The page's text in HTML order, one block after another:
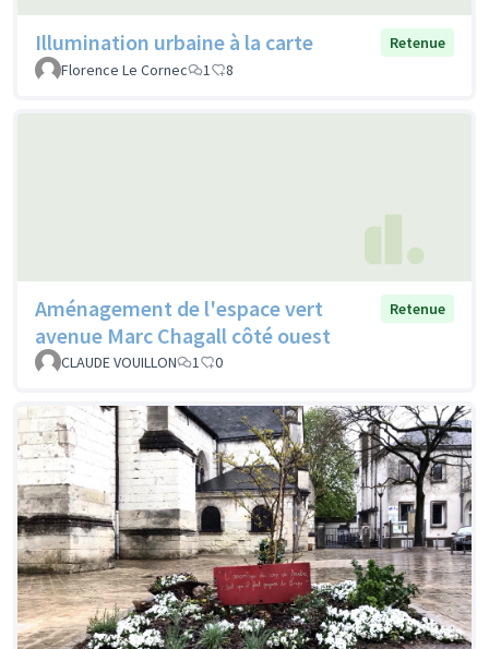
Illumination urbaine à la carte
Retenue
Florence Le Cornec
1 8
Aménagement de l'espace vert
avenue Marc Chagall côté ouest
Retenue
CLAUDE VOUILLON 1 0